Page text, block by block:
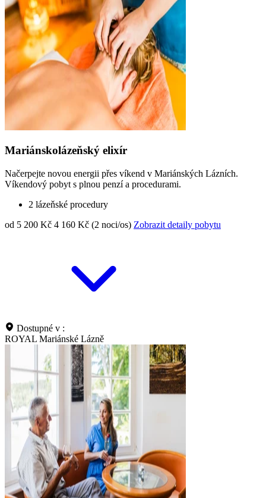
Mariánskolázeňský elixír
Načerpejte novou energii přes víkend v Mariánských Lázních.
Víkendový pobyt s plnou penzí a procedurami.
2 lázeňské procedury
od 5 200 Kč 4 160 Kč (2 noci/os) Zobrazit detaily pobytu
Dostupné v :
ROYAL Mariánské Lázně